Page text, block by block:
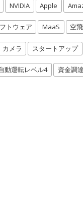
NVIDIA Apple
トウェア MaaS 空
カメラ スタートアップ
動運転レベル4 資金調達